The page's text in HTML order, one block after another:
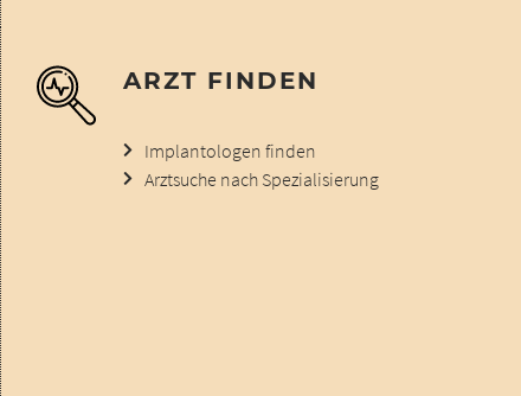
ARZT FINDEN
Implantologen finden
Arztsuche nach Spezialisierung